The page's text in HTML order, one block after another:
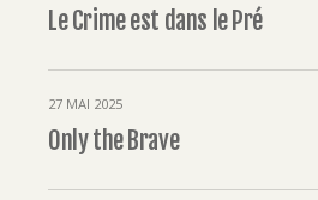
Le Crime est dans le Pré
27 MAI 2025
Only the Brave